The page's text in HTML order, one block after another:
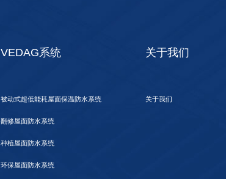
VEDAG系统
被动式超低能耗屋面保温防水系统
翻修屋面防水系统
种植屋面防水系统
环保屋面防水系统
关于我们
关于我们